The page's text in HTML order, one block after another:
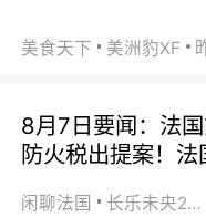
美食天下 美洲豹XF
8月7日要闻：法
防火税出提案！法
闲聊法国 长乐未央2015